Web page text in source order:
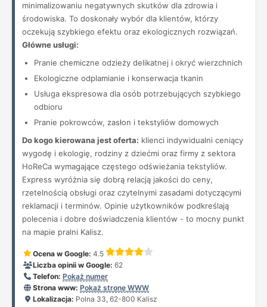
minimalizowaniu negatywnych skutków dla zdrowia i
środowiska. To doskonały wybór dla klientów, którzy
oczekują szybkiego efektu oraz ekologicznych rozwiązań.
Główne usługi:
Pranie chemiczne odzieży delikatnej i okryć wierzchnich
Ekologiczne odplamianie i konserwacja tkanin
Usługa ekspresowa dla osób potrzebujących szybkiego
odbioru
Pranie pokrowców, zasłon i tekstyliów domowych
Do kogo kierowana jest oferta: klienci indywidualni ceniący
wygodę i ekologię, rodziny z dziećmi oraz firmy z sektora
HoReCa wymagające częstego odświeżania tekstyliów.
Express wyróżnia się dobrą relacją jakości do ceny,
rzetelnością obsługi oraz czytelnymi zasadami dotyczącymi
reklamacji i terminów. Opinie użytkowników podkreślają
polecenia i dobre doświadczenia klientów - to mocny punkt
na mapie pralni Kalisz.
Ocena w Google: 4.5
Liczba opinii w Google: 62
Telefon: Pokaż numer
Strona www: Pokaż stronę WWW
Lokalizacja: Polna 33, 62-800 Kalisz